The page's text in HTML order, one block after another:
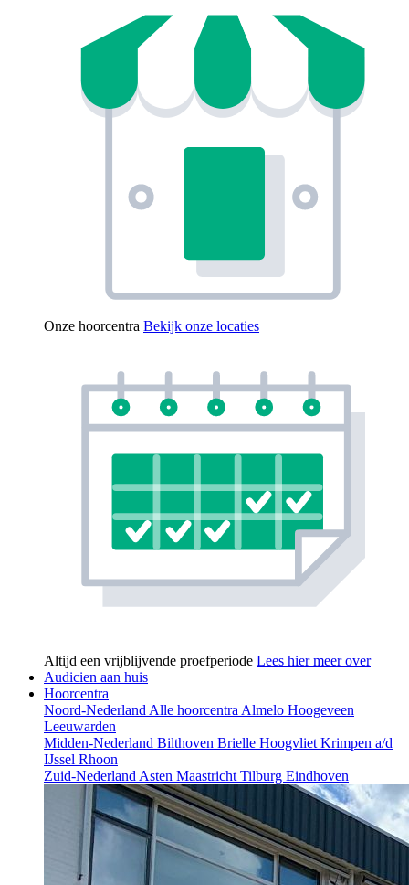
Onze hoorcentra Bekijk onze locaties
Altijd een vrijblijvende proefperiode Lees hier meer over
Audicien aan huis
Hoorcentra
Noord-Nederland Alle hoorcentra Almelo Hoogeveen
Leeuwarden
Midden-Nederland Bilthoven Brielle Hoogvliet Krimpen a/d
IJssel Rhoon
Zuid-Nederland Asten Maastricht Tilburg Eindhoven